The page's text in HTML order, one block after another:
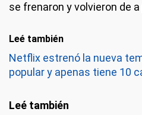
se frenaron y volvieron de a
Leé también
Netflix estrenó la nueva
popular y apenas tiene 10